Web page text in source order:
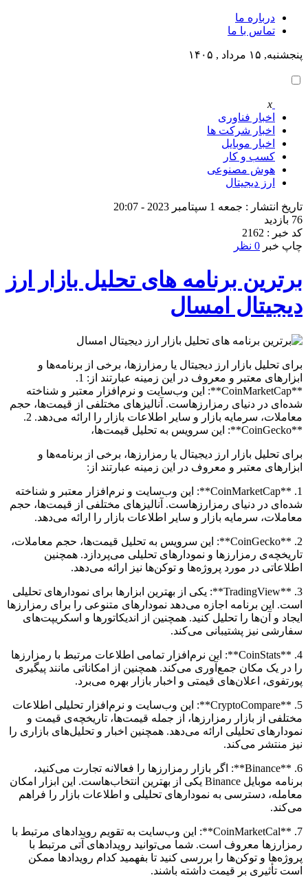
درباره ما
تماس با ما
پنجشنبه, ۱۵ مرداد , ۱۴۰۵
x
اخبار فناوری
اخبار شرکت ها
اخبار موبایل
کسب و کار
هوش مصنوعی
ارز دیجیتال
تاریخ انتشار : جمعه 1 سپتامبر 2023 - 20:07
76 بازدید
کد خبر : 2162
چاپ خبر 0 نظر
برترین برنامه های تحلیل بازار ارز
دیجیتال امسال
برای تحلیل بازار ارز دیجیتال یا رمزارزها، برخی از برنامه‌ها و
ابزارهای معتبر و معروف در این زمینه عبارتند از: 1.
**CoinMarketCap**: این وب‌سایت و نرم‌افزار معتبر و شناخته
شده‌ای در دنیای رمزارزهاست. آنالیزهای مختلفی از قیمت‌ها، حجم
معاملات، سرمایه بازار و سایر اطلاعات بازار را ارائه می‌دهد. 2.
**CoinGecko**: این سرویس به تحلیل قیمت‌ها،
برای تحلیل بازار ارز دیجیتال یا رمزارزها، برخی از برنامه‌ها و
ابزارهای معتبر و معروف در این زمینه عبارتند از:
1. **CoinMarketCap**: این وب‌سایت و نرم‌افزار معتبر و شناخته
شده‌ای در دنیای رمزارزهاست. آنالیزهای مختلفی از قیمت‌ها، حجم
معاملات، سرمایه بازار و سایر اطلاعات بازار را ارائه می‌دهد.
2. **CoinGecko**: این سرویس به تحلیل قیمت‌ها، حجم معاملات،
تاریخچه‌ی رمزارزها و نمودارهای تحلیلی می‌پردازد. همچنین
اطلاعاتی در مورد پروژه‌ها و توکن‌ها نیز ارائه می‌دهد.
3. **TradingView**: یکی از بهترین ابزارها برای نمودارهای تحلیلی
است. این برنامه اجازه می‌دهد نمودارهای متنوعی را برای رمزارزها
ایجاد و آن‌ها را تحلیل کنید. همچنین از اندیکاتورها و اسکریپت‌های
سفارشی نیز پشتیبانی می‌کند.
4. **CoinStats**: این نرم‌افزار تمامی اطلاعات مرتبط با رمزارزها
را در یک مکان جمع‌آوری می‌کند. همچنین از امکاناتی مانند پیگیری
پورتفوی، اعلان‌های قیمتی و اخبار بازار بهره می‌برد.
5. **CryptoCompare**: این وب‌سایت و نرم‌افزار تحلیلی اطلاعات
مختلفی از بازار رمزارزها، از جمله قیمت‌ها، تاریخچه‌ی قیمت و
نمودارهای تحلیلی ارائه می‌دهد. همچنین اخبار و تحلیل‌های بازاری را
نیز منتشر می‌کند.
6. **Binance**: اگر بازار رمزارزها را فعالانه تجارت می‌کنید،
برنامه موبایل Binance یکی از بهترین انتخاب‌هاست. این ابزار امکان
معامله، دسترسی به نمودارهای تحلیلی و اطلاعات بازار را فراهم
می‌کند.
7. **CoinMarketCal**: این وب‌سایت به تقویم رویدادهای مرتبط با
رمزارزها معروف است. شما می‌توانید رویدادهای آتی مرتبط با
پروژه‌ها و توکن‌ها را بررسی کنید تا بفهمید کدام رویدادها ممکن
است تأثیری بر قیمت داشته باشند.